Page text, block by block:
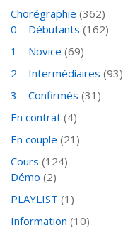
Chorégraphie (362)
0 – Débutants (162)
1 – Novice (69)
2 – Intermédiaires (93)
3 – Confirmés (31)
En contrat (4)
En couple (21)
Cours (124)
Démo (2)
PLAYLIST (1)
Information (10)